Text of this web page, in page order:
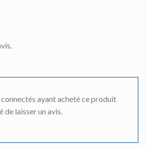
connectés ayant acheté ce produit
laisser un avis.